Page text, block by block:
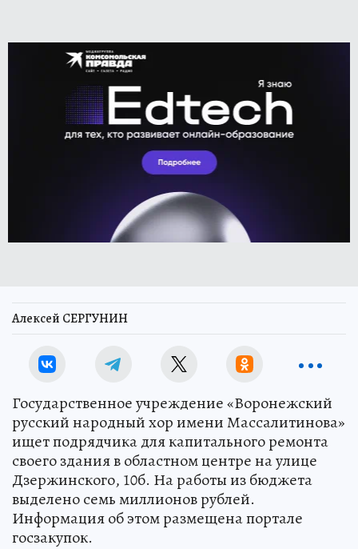
Алексей СЕРГУНИН
Государственное учреждение «Воронежский
русский народный хор имени Массалитинова»
ищет подрядчика для капитального ремонта
своего здания в областном центре на улице
Дзержинского, 10б. На работы из бюджета
выделено семь миллионов рублей.
Информация об этом размещена портале
госзакупок.